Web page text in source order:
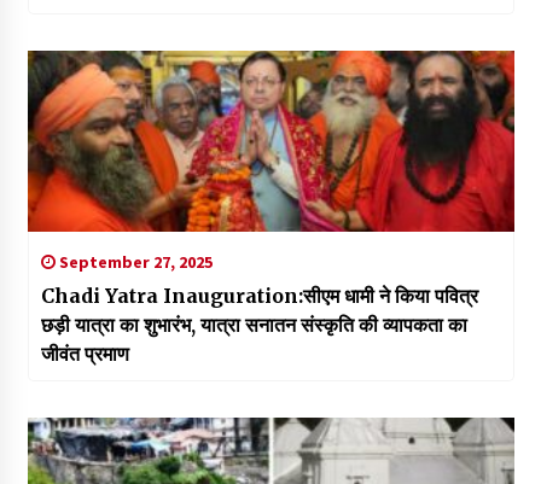
September 27, 2025
Chadi Yatra Inauguration:सीएम धामी ने किया पवित्र
छड़ी यात्रा का शुभारंभ, यात्रा सनातन संस्कृति की व्यापकता का
जीवंत प्रमाण